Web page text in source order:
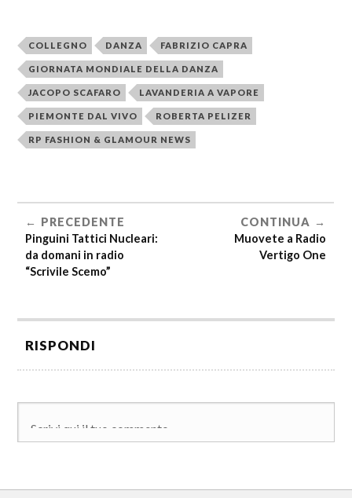
COLLEGNO DANZA FABRIZIO CAPRA
GIORNATA MONDIALE DELLA DANZA
JACOPO SCAFARO LAVANDERIA A VAPORE
PIEMONTE DAL VIVO ROBERTA PELIZER
RP FASHION & GLAMOUR NEWS
PRECEDENTE
Pinguini Tattici Nucleari:
da domani in radio
“Scrivile Scemo”
CONTINUA
Muovete a Radio
Vertigo One
RISPONDI